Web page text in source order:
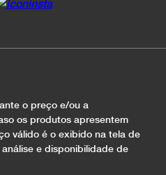
o preço e/ou a
os produtos apresentem
válido é o exibido na tela de
e disponibilidade de